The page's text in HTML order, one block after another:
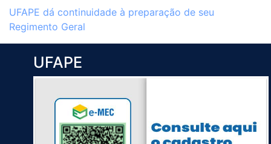
UFAPE dá continuidade à preparação de seu
Regimento Geral
UFAPE